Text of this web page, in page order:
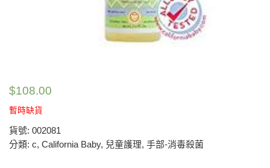
$108.00
暫時缺貨
貨號: 002081
分類: c, California Baby, 兒童護理, 手部-消毒殺菌